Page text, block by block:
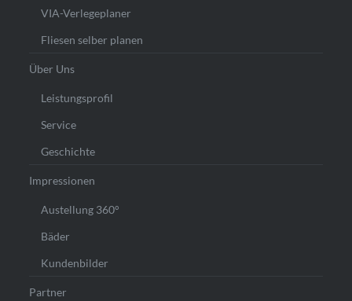
VIA-Verlegeplaner
Fliesen selber planen
Über Uns
Leistungsprofil
Service
Geschichte
Impressionen
Austellung 360°
Bäder
Kundenbilder
Partner